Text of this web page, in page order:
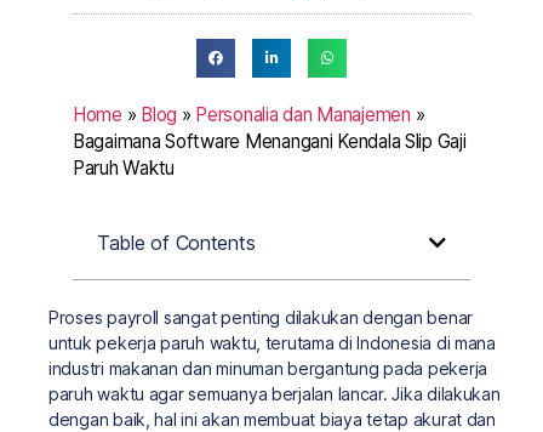
Home » Blog » Personalia dan Manajemen »
Bagaimana Software Menangani Kendala Slip Gaji
Paruh Waktu
Table of Contents
Proses payroll sangat penting dilakukan dengan benar
untuk pekerja paruh waktu, terutama di Indonesia di mana
industri makanan dan minuman bergantung pada pekerja
paruh waktu agar semuanya berjalan lancar. Jika dilakukan
dengan baik, hal ini akan membuat biaya tetap akurat dan